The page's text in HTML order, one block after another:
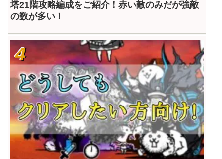
塔21階攻略編成をご紹介！赤い敵のみだが強敵
の数が多い！